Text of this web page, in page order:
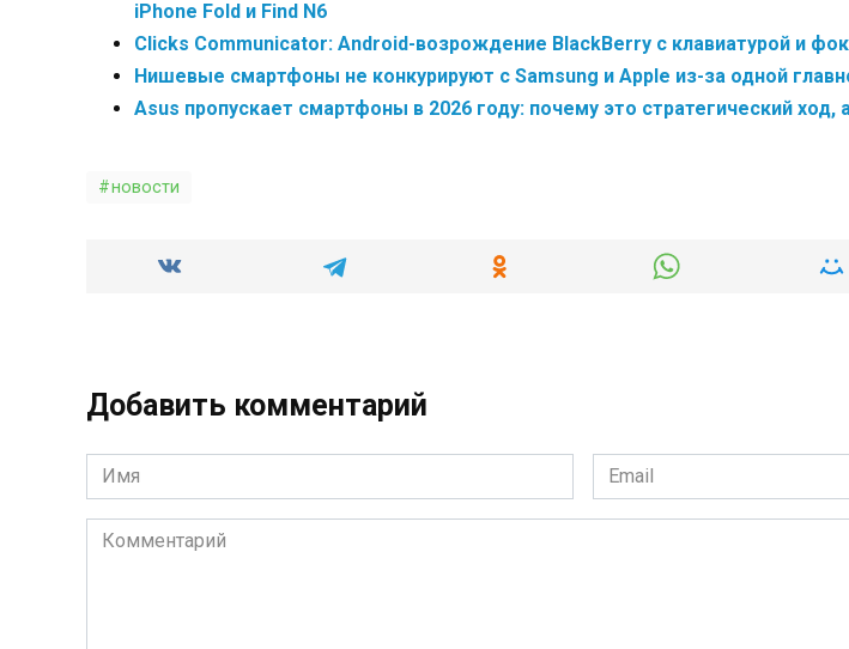
iPhone Fold и Find N6
Clicks Communicator: Android-возрождение BlackBerry с клавиатурой и
Нишевые смартфоны не конкурируют с Samsung и Apple из-за одной
Asus пропускает смартфоны в 2026 году: почему это стратегический ход,
новости
Добавить комментарий
Имя
*
Email
*
Комментарий